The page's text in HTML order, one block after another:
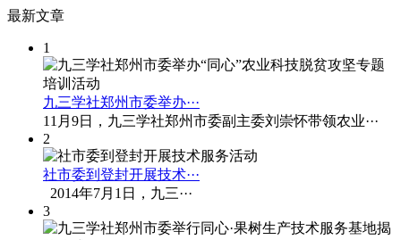
最新文章
1
九三学社郑州市委举办···
11月9日，九三学社郑州市委副主委刘崇怀带领农业···
2
社市委到登封开展技术···
2014年7月1日，九三···
3